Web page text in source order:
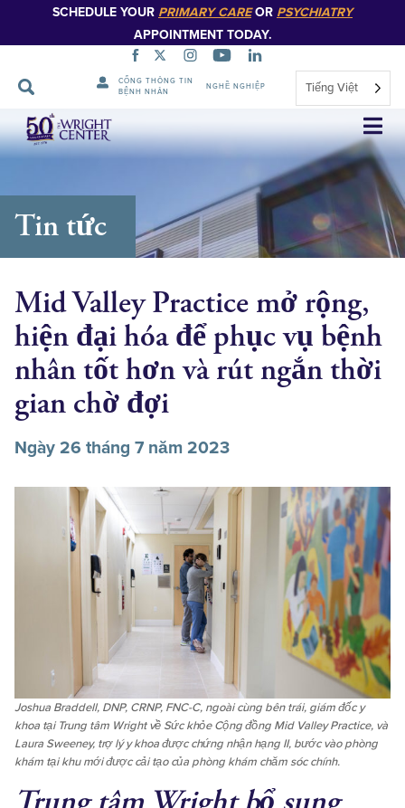
SCHEDULE YOUR PRIMARY CAREOR PSYCHIATRY
APPOINTMENT TODAY.
CỔNG THÔNG TIN
BỆNH NHÂN
NGHỀ NGHIỆP Tiếng Việt
Bỏ
qua
điều
Tin tức
Mid Valley Practice mở rộng,
hiện đại hóa để phục vụ bệnh
nhân tốt hơn và rút ngắn thời
gian chờ đợi
Ngày 26 tháng 7 năm 2023
Joshua Braddell, DNP, CRNP, FNC-C, ngoài cùng bên trái, giám đốc y
khoa tại Trung tâm Wright về Sức khỏe Cộng đồng Mid Valley Practice, và
Laura Sweeney, trợ lý y khoa được chứng nhận hạng II, bước vào phòng
khám tại khu mới được cải tạo của phòng khám chăm sóc chính.